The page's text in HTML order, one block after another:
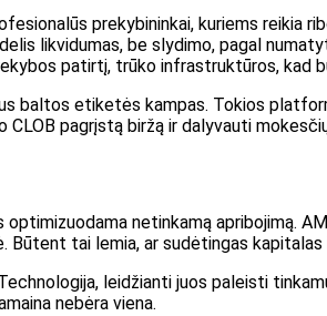
prekybininkai, kuriems reikia
likvidumas, be slydimo, pagal
patirtį, trūko infrastruktūros, kad
baltos etiketės kampas. Tokios
pagrįstą biržą ir dalyvauti
netinkamą apribojimą.
Būtent tai lemia, ar sudėtingas
leidžianti juos paleisti
nebėra viena.